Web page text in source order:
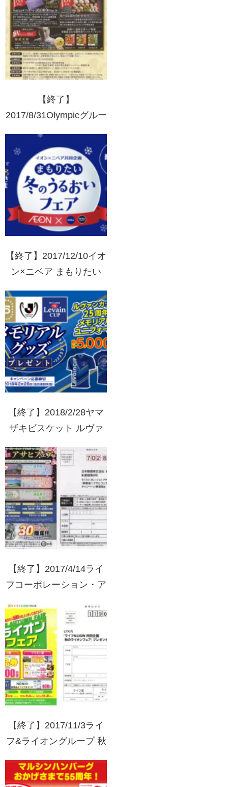
円以上お買上げでライフ
商品券10000円分が当た
る！
【終了】
2017/8/31Olympicグルー
スビー食品 李錦記 本格
中華を堪能キャンペーン
【終了】2017/12/10イオ
ン×ニベア まもりたい
【終了】2018/2/28ヤマ
ザキビスケット ルヴァ
ルグッズプレゼント
【終了】2017/4/14ライ
フコーポレーション・ア
アサヒフェア
【終了】2017/11/3ライ
フ&ライオングループ 秋